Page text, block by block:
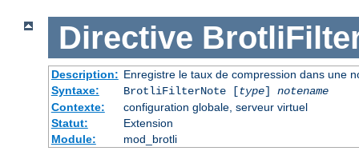
Directive
Description: Enregistre le taux de compression dans une
Syntaxe:
BrotliFilterNote [type] notename
Contexte:
configuration globale, serveur virtuel
Statut:
Extension
Module:
mod_brotli